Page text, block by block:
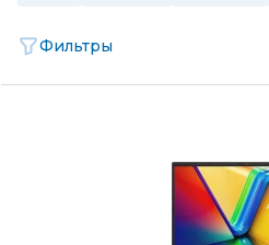
Фильтры